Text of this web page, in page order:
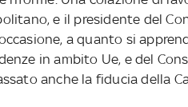
e il presidente del
a quanto si
in ambito Ue, e del
anche la fiducia della